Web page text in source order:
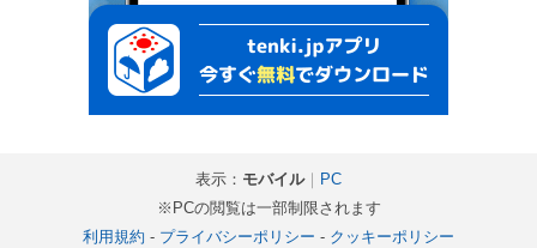
表示： モバイル｜
PC
※PCの閲覧は一部制限されます
利用規約 - プライバシーポリシー - クッキーポリシー